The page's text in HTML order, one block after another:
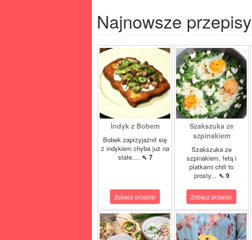
Najnowsze przepisy
Indyk z Bobem
Bobek zaprzyjaźnił się
z indykiem chyba już na
stałe.... ⇖ 7
Zobacz przepis!
Szakszuka ze
szpinakiem
Szakszuka ze
szpinakiem, fetą i
płatkami chili to
prosty... ⇖ 9
Zobacz przepis!